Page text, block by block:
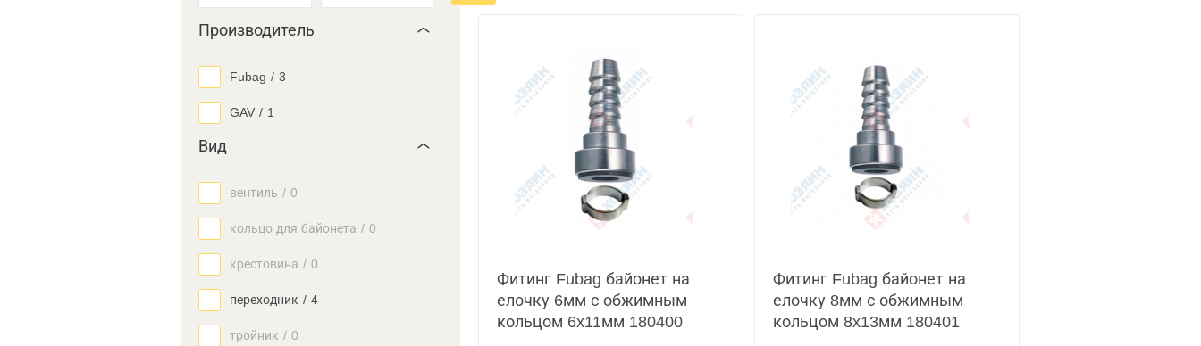
Производитель
Fubag / 3
GAV / 1
Вид
вентиль / 0
кольцо для байонета / 0
крестовина / 0
переходник / 4
тройник / 0
Фитинг Fubag байонет на
елочку 6мм с обжимным
кольцом 6x11мм 180400
Фитинг Fubag байонет на
елочку 8мм с обжимным
кольцом 8x13мм 180401